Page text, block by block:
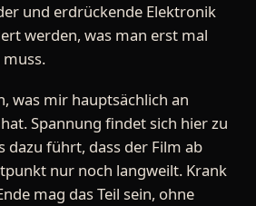
und erdrückende Elektronik
werden, was man erst mal
was mir hauptsächlich an
Spannung findet sich hier zu
dazu führt, dass der Film ab
nur noch langweilt. Krank
mag das Teil sein, ohne